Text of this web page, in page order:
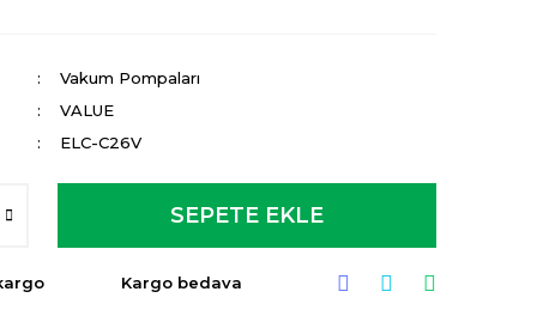
Vakum Pompaları
VALUE
ELC-C26V
SEPETE EKLE
Kargo bedava